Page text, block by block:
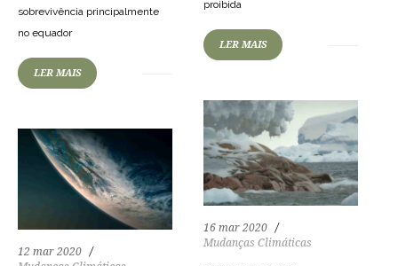
sobrevivência principalmente
no equador
LER MAIS
proibida
LER MAIS
16 mar 2020
Mudanças Climáticas
12 mar 2020